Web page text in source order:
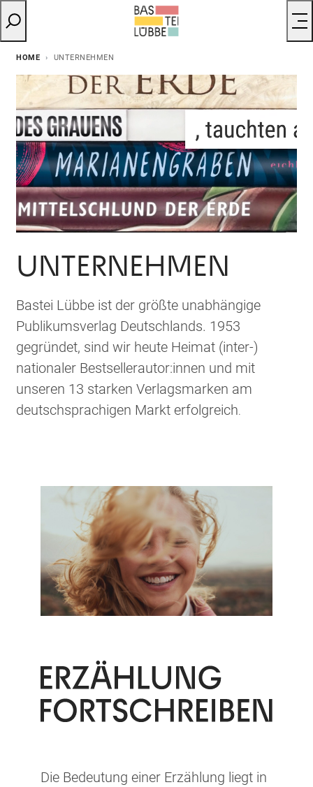
HOME UNTERNEHMEN
UNTERNEHMEN
Bastei Lübbe ist der größte unabhängige
Publikumsverlag Deutschlands. 1953
gegründet, sind wir heute Heimat (inter-)
nationaler Bestsellerautor:innen und mit
unseren 13 starken Verlagsmarken am
deutschsprachigen Markt erfolgreich.
Die Bedeutung einer Erzählung liegt in